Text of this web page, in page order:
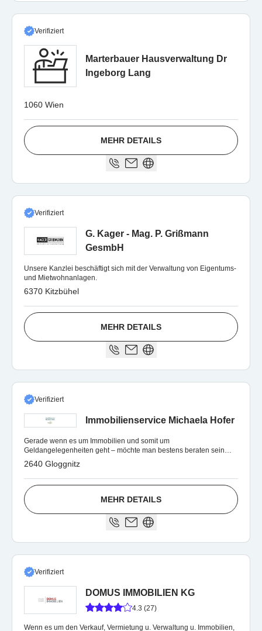
Verifiziert
Marterbauer Hausverwaltung Dr
Ingeborg Lang
1060 Wien
MEHR DETAILS
Verifiziert
G. Kager - Mag. P. Grißmann
GesmbH
Unsere Kanzlei beschäftigt sich mit der Verwaltung von Eigentums-
und Mietwohnanlagen.
6370 Kitzbühel
MEHR DETAILS
Verifiziert
Immobilienservice Michaela Hofer
Gerade wenn es um Immobilien und somit um
Geldangelegenheiten geht – möchte man bestens beraten sein
und muss vertrauen können …
2640 Gloggnitz
MEHR DETAILS
Verifiziert
DOMUS IMMOBILIEN KG
4.3 (27)
Wenn es um den Verkauf, Vermietung u. Verwaltung u. Immobilien,